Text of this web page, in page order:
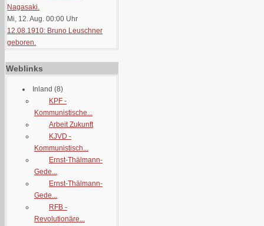
Nagasaki.
Mi, 12. Aug. 00:00 Uhr
12.08.1910: Bruno Leuschner
geboren.
Weblinks
Inland (8)
KPF -
Kommunistische...
Arbeit Zukunft
KJVD -
Kommunistisch...
Ernst-Thälmann-
Gede...
Ernst-Thälmann-
Gede...
RFB -
Revolutionäre...